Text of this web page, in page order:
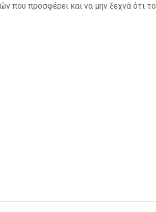
που προσφέρει και να μην ξεχνά ότι το